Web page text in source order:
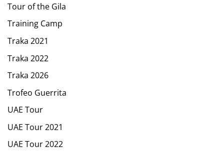
Tour of the Gila
Training Camp
Traka 2021
Traka 2022
Traka 2026
Trofeo Guerrita
UAE Tour
UAE Tour 2021
UAE Tour 2022